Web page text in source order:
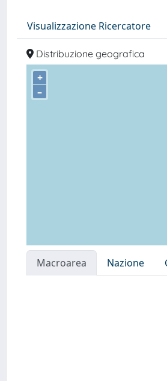
Visualizzazione Ricercatore
Distribuzione geografica
+
–
Macroarea Nazione